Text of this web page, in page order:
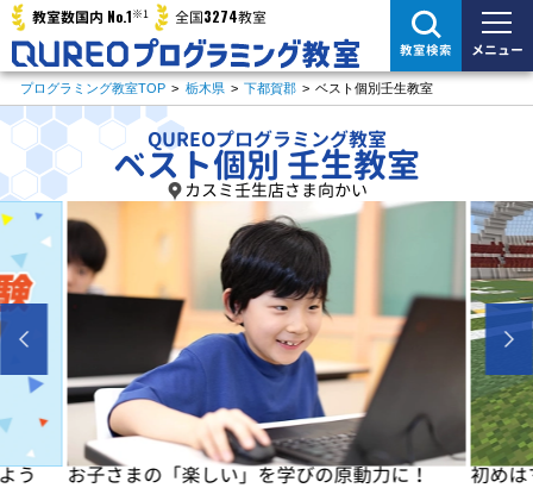
教室数国内 No.1※1 全国3274教室
教室検索 メニュー
プログラミング教室TOP > 栃木県 > 下都賀郡 > ベスト個別壬生教室
QUREOプログラミング教室
ベスト個別 壬生教室
カスミ壬生店さま向かい
う お子さまの「楽しい」を学びの原動力に！ 初め